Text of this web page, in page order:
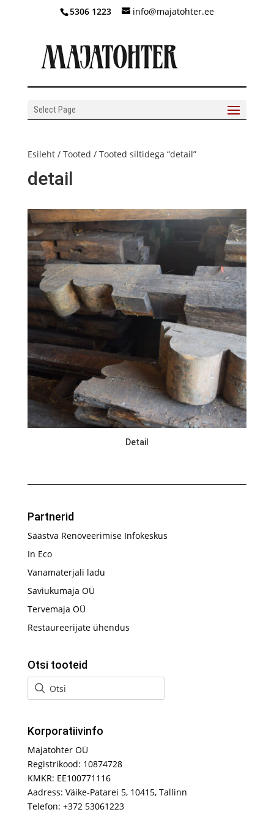
5306 1223 info@majatohter.ee
Select Page
Esileht/ Tooted / Tooted siltidega “detail”
detail
Detail
Partnerid
Säästva Renoveerimise Infokeskus
In Eco
Vanamaterjali ladu
Saviukumaja OÜ
Tervemaja OÜ
Restaureerijate ühendus
Otsi tooteid
Korporatiivinfo
Majatohter OÜ
Registrikood: 10874728
KMKR: EE100771116
Aadress: Väike-Patarei 5, 10415, Tallinn
Telefon: +372 53061223